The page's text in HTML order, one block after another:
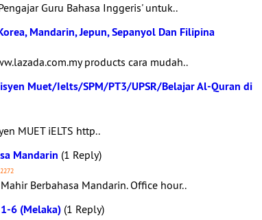
Guru Bahasa Inggeris' untuk..
Mandarin, Jepun, Sepanyol Dan Filipina
products cara mudah..
Muet/Ielts/SPM/PT3/UPSR/Belajar Al-Quran di
MUET iELTS http..
Mandarin (1 Reply)
Berbahasa Mandarin. Office hour..
6 (Melaka) (1 Reply)